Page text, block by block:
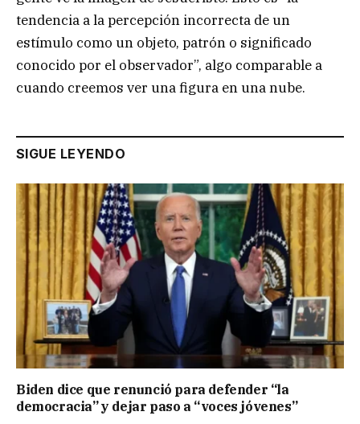
tendencia a la percepción incorrecta de un
estímulo como un objeto, patrón o significado
conocido por el observador”, algo comparable a
cuando creemos ver una figura en una nube.
SIGUE LEYENDO
Biden dice que renunció para defender “la
democracia” y dejar paso a “voces jóvenes”